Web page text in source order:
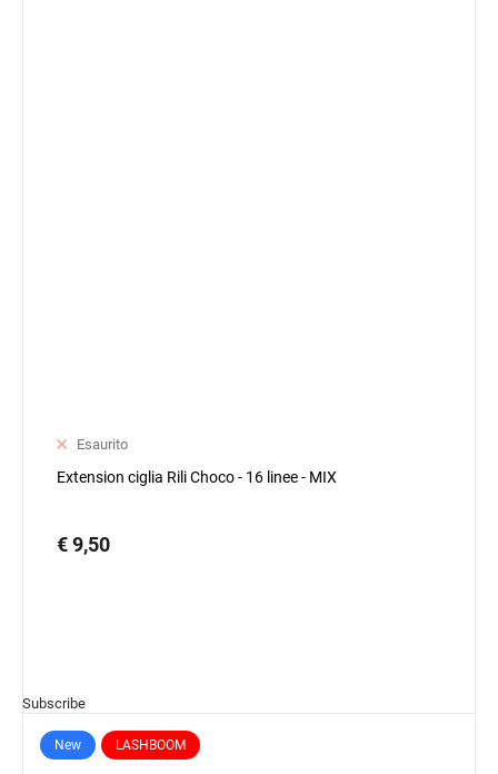
Esaurito
Extension ciglia Rili Choco - 16 linee - MIX
€ 9,50
Subscribe
New LASHBOOM